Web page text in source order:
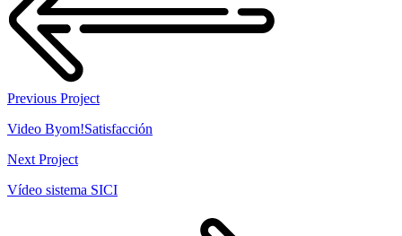
Previous Project
Video Byom!Satisfacción
Next Project
Vídeo sistema SICI